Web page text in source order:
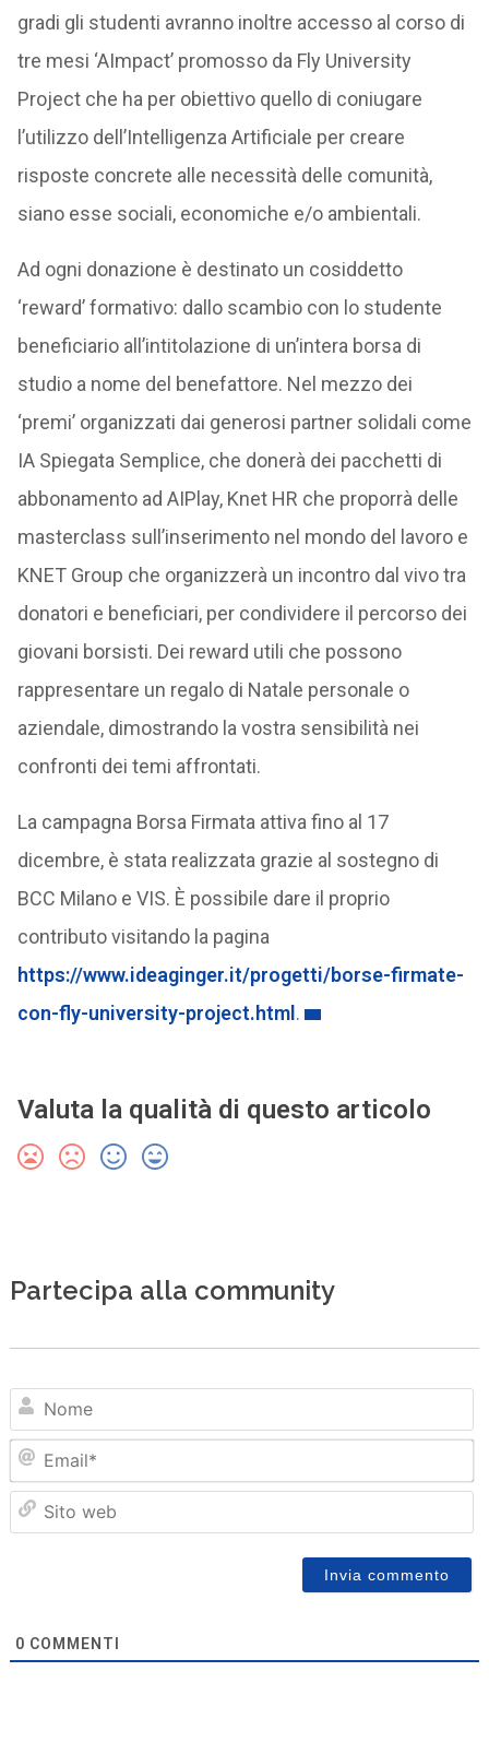
gradi gli studenti avranno inoltre accesso al corso di
tre mesi ‘AImpact’ promosso da Fly University
Project che ha per obiettivo quello di coniugare
l’utilizzo dell’Intelligenza Artificiale per creare
risposte concrete alle necessità delle comunità,
siano esse sociali, economiche e/o ambientali.
Ad ogni donazione è destinato un cosiddetto
‘reward’ formativo: dallo scambio con lo studente
beneficiario all’intitolazione di un’intera borsa di
studio a nome del benefattore. Nel mezzo dei
‘premi’ organizzati dai generosi partner solidali come
IA Spiegata Semplice, che donerà dei pacchetti di
abbonamento ad AIPlay, Knet HR che proporrà delle
masterclass sull’inserimento nel mondo del lavoro e
KNET Group che organizzerà un incontro dal vivo tra
donatori e beneficiari, per condividere il percorso dei
giovani borsisti. Dei reward utili che possono
rappresentare un regalo di Natale personale o
aziendale, dimostrando la vostra sensibilità nei
confronti dei temi affrontati.
La campagna Borsa Firmata attiva fino al 17
dicembre, è stata realizzata grazie al sostegno di
BCC Milano e VIS. È possibile dare il proprio
contributo visitando la pagina
https://www.ideaginger.it/progetti/borse-firmate-
con-fly-university-project.html .
Valuta la qualità di questo articolo
Partecipa alla community
0 COMMENTI